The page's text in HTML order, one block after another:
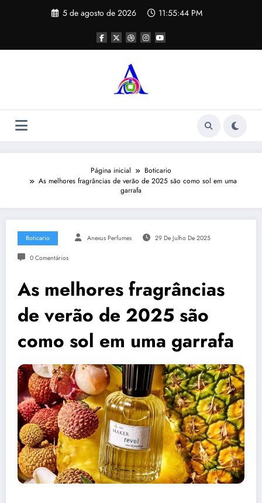
5 de agosto de 2026 11:55:45 PM
Página inicial
Boticario
As melhores fragrâncias de verão de 2025 são como sol em uma
garrafa
Boticario Anexus Perfumes 29 De Julho De 2025
0 Comentários
As melhores fragrâncias
de verão de 2025 são
como sol em uma garrafa